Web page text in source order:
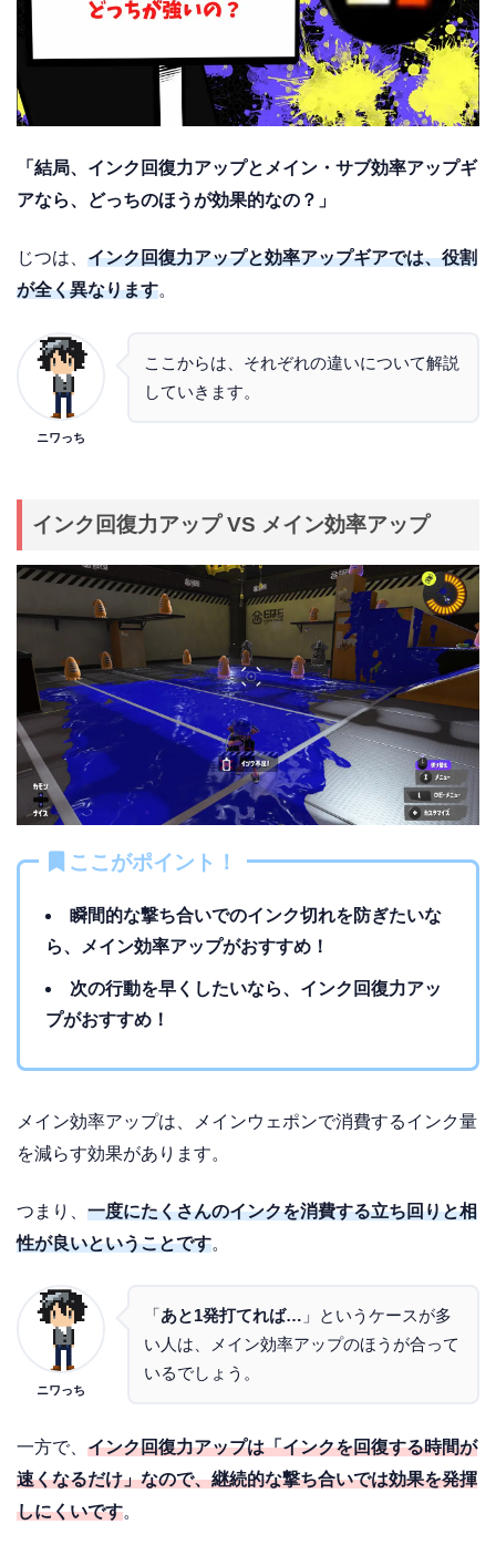
「結局、インク回復力アップとメイン・サブ効率アップギ
アなら、どっちのほうが効果的なの？」
じつは、 インク回復力アップと効率アップギアでは、役割
が全く異なります。
ニワっち
ここからは、それぞれの違いについて解説
していきます。
インク回復力アップ VS メイン効率アップ
ここがポイント！
瞬間的な撃ち合いでのインク切れを防ぎたいな
ら、メイン効率アップがおすすめ！
次の行動を早くしたいなら、インク回復力アッ
プがおすすめ！
メイン効率アップは、メインウェポンで消費するインク量
を減らす効果があります。
つまり、 一度にたくさんのインクを消費する立ち回りと相
性が良いということです。
ニワっち
「 あと1発打てれば… 」というケースが多
い人は、メイン効率アップのほうが合って
いるでしょう。
一方で、 インク回復力アップは「インクを回復する時間が
速くなるだけ」なので、継続的な撃ち合いでは効果を発揮
しにくいです。